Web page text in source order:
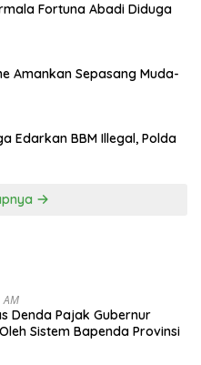
Fortuna Abadi Diduga
Amankan Sepasang Muda-
Edarkan BBM Illegal, Polda
Denda Pajak Gubernur
Sistem Bapenda Provinsi